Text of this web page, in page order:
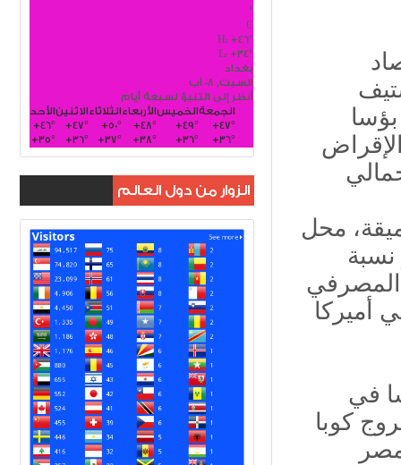
بؤسا
محل
نسبة
المصرفي
أميركا
بؤسا في
عام 2023 مع خروج كوبا
°
C
H: +46°
L: +34°
بغداد
السبت, 08 آب
أنظر إلى التنبؤ لسبعة أيام
الأحدالاثنينالثلاثاءالأربعاءالخميسالجمعة
+46° +47° +50° +48° +49° +47°
+35° +36° +37° +38° +36° +36°
الزوار من دول العالم